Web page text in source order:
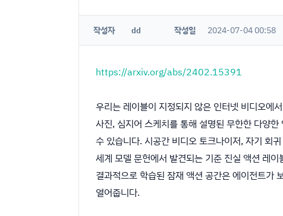
작성자 dd 작성일 2024-07-04 00:58
https://arxiv.org/abs/2402.15391
우리는 레이블이 지정되지 않은 인터넷 비디오에
사진, 심지어 스케치를 통해 설명된 무한한 다양
수 있습니다. 시공간 비디오 토크나이저, 자기 회
세계 모델 문헌에서 발견되는 기준 진실 액션 레
결과적으로 학습된 잠재 액션 공간은 에이전트가
열어줍니다.